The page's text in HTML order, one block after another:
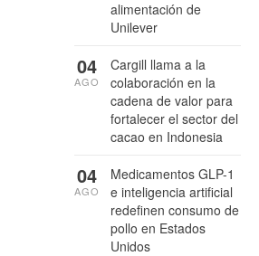
alimentación de
Unilever
Cargill llama a la
colaboración en la
cadena de valor para
fortalecer el sector del
cacao en Indonesia
04
AGO
Medicamentos GLP-1
e inteligencia artificial
redefinen consumo de
pollo en Estados
Unidos
04
AGO